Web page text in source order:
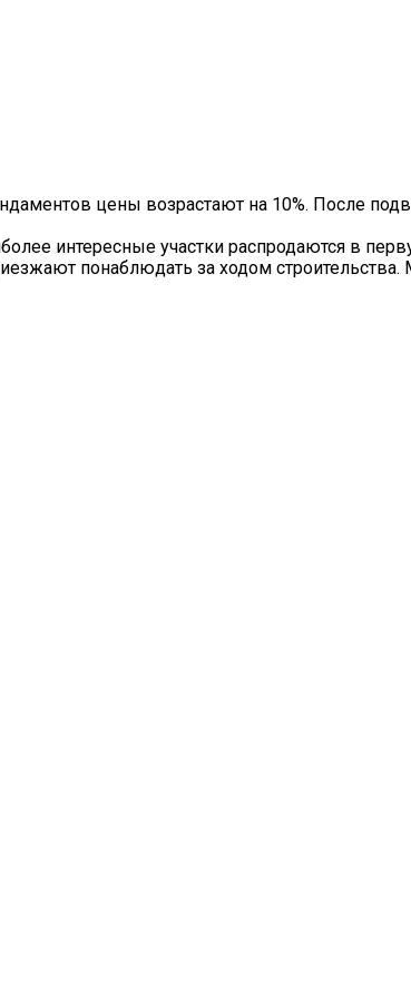
цены возрастают на 10%. После
интересные участки распродаются в
понаблюдать за ходом строительства.